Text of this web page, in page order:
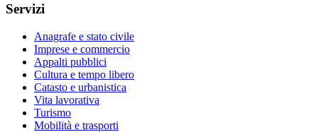
Servizi
Anagrafe e stato civile
Imprese e commercio
Appalti pubblici
Cultura e tempo libero
Catasto e urbanistica
Vita lavorativa
Turismo
Mobilità e trasporti